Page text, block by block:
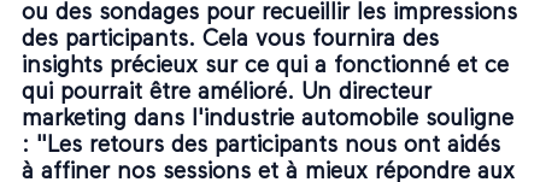
ou des sondages pour recueillir les impressions
des participants. Cela vous fournira des
insights précieux sur ce qui a fonctionné et ce
qui pourrait être amélioré. Un directeur
marketing dans l'industrie automobile souligne
: "Les retours des participants nous ont aidés
à affiner nos sessions et à mieux répondre aux